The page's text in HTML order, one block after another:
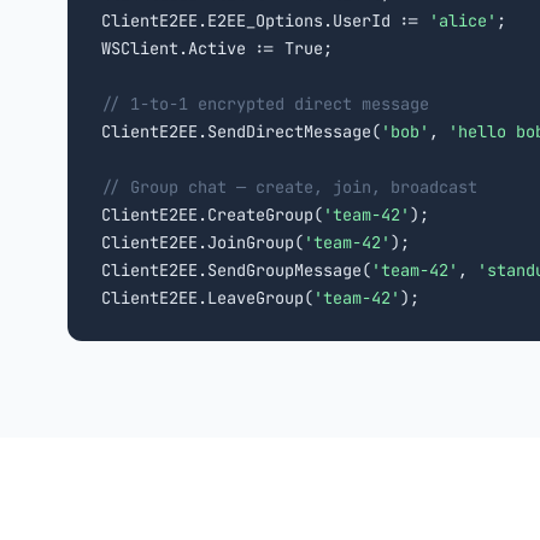
ClientE2EE.E2EE_Options.UserId :=
'alice' ;
WSClient.Active := True;
// 1-to-1 encrypted direct message
ClientE2EE.SendDirectMessage( 'bob' , 'hello
// Group chat — create, join, broadcast
ClientE2EE.CreateGroup( 'team-42' );
ClientE2EE.JoinGroup( 'team-42' );
ClientE2EE.SendGroupMessage( 'team-42' ,
ClientE2EE.LeaveGroup( 'team-42' );